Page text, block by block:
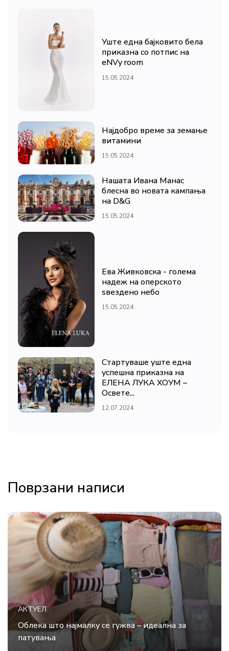
Уште една бајковито бела
приказна со потпис на
eNVy room
15.05.2024
Најдобро време за земање
витамини
15.05.2024
Нашата Ивана Манас
блесна во новата кампања
на D&G
15.05.2024
Ева Живковска - голема
надеж на оперското
ѕвездено небо
15.05.2024
Стартуваше уште една
успешна приказна на
ЕЛЕНА ЛУКА ХОУМ –
Освете...
12.07.2024
Поврзани написи
АКТУЕЛ
Облека што најмалку се гужва – идеална за
патувања